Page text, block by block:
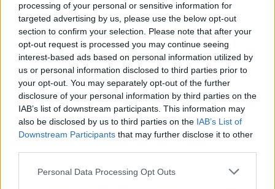
processing of your personal or sensitive information for
targeted advertising by us, please use the below opt-out
section to confirm your selection. Please note that after your
opt-out request is processed you may continue seeing
interest-based ads based on personal information utilized by
us or personal information disclosed to third parties prior to
your opt-out. You may separately opt-out of the further
disclosure of your personal information by third parties on the
IAB’s list of downstream participants. This information may
also be disclosed by us to third parties on the IAB’s List of
Downstream Participants that may further disclose it to other
Personal Data Processing Opt Outs
conjunto de la ciudadanía que han labrado el
desarrollo del municipio a lo largo de su historia.
El escudo municipal sigue teniendo relevancia en
la vida administrativa e institucional del
Ayuntamiento. No en vano, ocupa una posición
preeminente en el salón de plenos municipal y los
documentos protocolarios de la institución.